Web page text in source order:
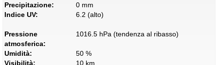
Precipitazione:
0 mm
Indice UV:
6.2 (alto)
Pressione
atmosferica:
1016.5 hPa (tendenza al ribasso)
Umidità:
50 %
Visibilità:
10 km